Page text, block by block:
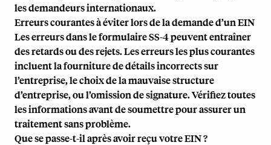
les demandeurs internationaux.
Erreurs courantes à éviter lors de la demande d’un EIN
Les erreurs dans le formulaire SS-4 peuvent entraîner
des retards ou des rejets. Les erreurs les plus courantes
incluent la fourniture de détails incorrects sur
l’entreprise, le choix de la mauvaise structure
d’entreprise, ou l’omission de signature. Vérifiez toutes
les informations avant de soumettre pour assurer un
traitement sans problème.
Que se passe-t-il après avoir reçu votre EIN ?